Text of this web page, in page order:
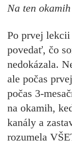
Na ten
Po prvej lekcii
povedať, čo
nedokázala.
ale počas
počas 3-
na okamih,
kanály a
rozumela